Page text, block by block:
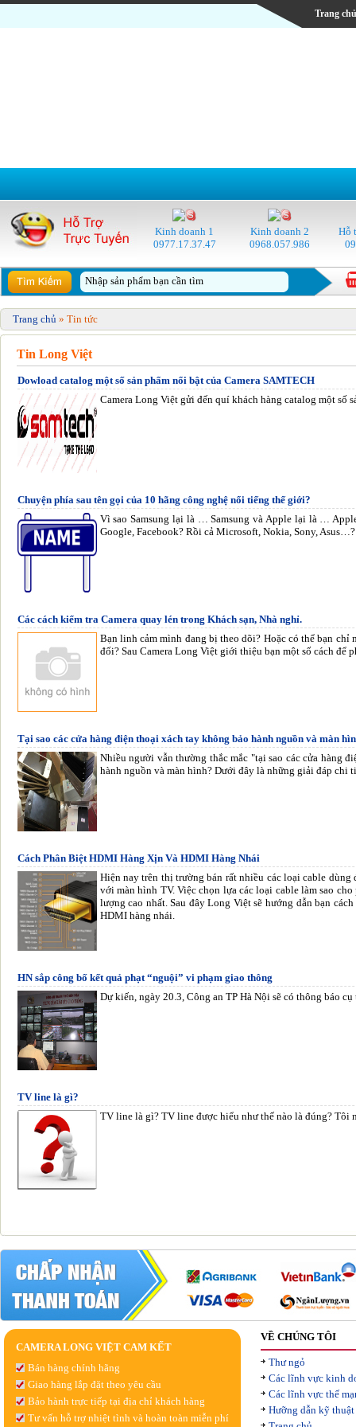
Trang chủ
Kinh doanh 1
0977.17.37.47
Kinh doanh 2
0968.057.986
Hỗ
Trang chủ » Tin tức
Tin Long Việt
Dowload catalog một số sản phẩm nổi bật của Camera SAMTECH
Camera Long Việt gửi đến quí khách hàng catalog một số
Chuyện phía sau tên gọi của 10 hãng công nghệ nổi tiếng thế giới?
Vì sao Samsung lại là … Samsung và Apple lại là …
Google, Facebook? Rồi cả Microsoft, Nokia, Sony, Asus…?
Các cách kiểm tra Camera quay lén trong Khách sạn, Nhà nghỉ.
Bạn linh cảm mình đang bị theo dõi? Hoặc có thể bạn chỉ
đối? Sau Camera Long Việt giới thiệu bạn một số cách để
Tại sao các cửa hàng điện thoại xách tay không bảo hành nguồn và màn
Nhiều người vẫn thường thắc mắc "tại sao các cửa hàng
hành nguồn và màn hình? Dưới đây là những giải đáp chi
Cách Phân Biệt HDMI Hàng Xịn Và HDMI Hàng Nhái
Hiện nay trên thị trường bán rất nhiều các loại cable
với màn hình TV. Việc chọn lựa các loại cable làm sao
lượng cao nhất. Sau đây Long Việt sẽ hướng dẫn bạn
HDMI hàng nhái.
HN sắp công bố kết quả phạt “nguội” vi phạm giao thông
Dự kiến, ngày 20.3, Công an TP Hà Nội sẽ có thông báo
TV line là gì?
TV line là gì? TV line được hiểu như thế nào là đúng? Tôi
CAMERA LONG VIỆT CAM KẾT
Bán hàng chính hãng
Giao hàng lắp đặt theo yêu cầu
Bảo hành trực tiếp tại địa chỉ khách hàng
Tư vấn hỗ trợ nhiệt tình và hoàn toàn miễn phí
VỀ CHÚNG TÔI
Thư ngỏ
Các lĩnh vực kinh
Các lĩnh vực thế
Hưỡng dẫn kỹ thuật